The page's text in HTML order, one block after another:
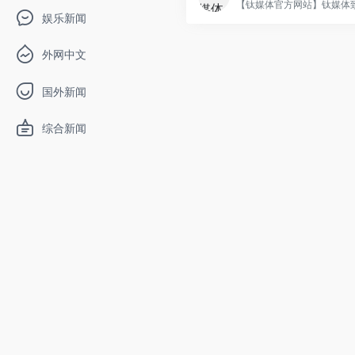
娱乐新闻
外网中文
国外新闻
综合新闻
【钛媒体官方网站】钛媒体